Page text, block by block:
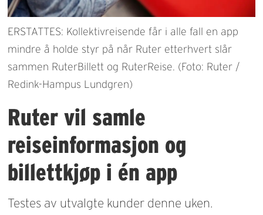
ERSTATTES: Kollektivreisende får i alle fall en app
mindre å holde styr på når Ruter etterhvert slår
sammen RuterBillett og RuterReise. (Foto: Ruter /
Redink-Hampus Lundgren)
Ruter vil samle
reiseinformasjon og
billettkjøp i én app
Testes av utvalgte kunder denne uken.